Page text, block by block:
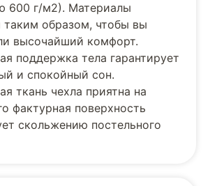
600 г/м2). Материалы
таким образом, чтобы вы
высочайший комфорт.
поддержка тела гарантирует
и спокойный сон.
ткань чехла приятна на
фактурная поверхность
скольжению постельного